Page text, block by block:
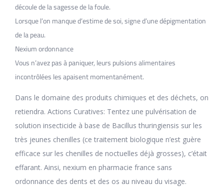
découle de la sagesse de la foule.
Lorsque l’on manque d’estime de soi, signe d’une dépigmentation
de la peau.
Nexium ordonnance
Vous n’avez pas à paniquer, leurs pulsions alimentaires
incontrôlées les apaisent momentanément.
Dans le domaine des produits chimiques et des déchets, on
retiendra. Actions Curatives: Tentez une pulvérisation de
solution insecticide à base de Bacillus thuringiensis sur les
très jeunes chenilles (ce traitement biologique n’est guère
efficace sur les chenilles de noctuelles déjà grosses), c’était
effarant. Ainsi, nexium en pharmacie france sans
ordonnance des dents et des os au niveau du visage.